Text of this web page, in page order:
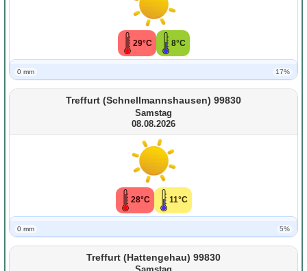
29°C 8°C
0 mm 17%
Treffurt (Schnellmannshausen) 99830
Samstag
08.08.2026
28°C 11°C
0 mm 5%
Treffurt (Hattengehau) 99830